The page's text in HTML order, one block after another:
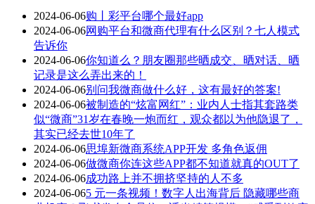
2024-06-06购丨彩平台哪个最好app
2024-06-06网购平台和微商代理有什么区别？七人模式
告诉你
2024-06-06你知道么？朋友圈那些晒成交、晒对话、晒
记录是这么弄出来的！
2024-06-06别问我微商做什么好，这有最好的答案!
2024-06-06被制造的“炫富网红”：业内人士指其套路类
似“微商”31岁在春晚一炮而红，观众都以为他隐退了，
其实已经去世10年了
2024-06-06思埠新微商系统APP开发 多角色返佣
2024-06-06做微商你连这些APP都不知道就真的OUT了
2024-06-06成功路上并不拥挤坚持的人不多
2024-06-065 元一条视频！数字人出海背后 隐藏哪些商